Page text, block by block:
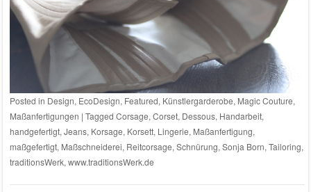
Posted in Design, EcoDesign, Featured, Künstlergarderobe, Magic Couture,
Maßanfertigungen | Tagged Corsage, Corset, Dessous, Handarbeit,
handgefertigt, Jeans, Korsage, Korsett, Lingerie, Maßanfertigung,
maßgefertigt, Maßschneiderei, Reitcorsage, Schnürung, Sonja Born, Tailoring,
traditionsWerk, www.traditionsWerk.de